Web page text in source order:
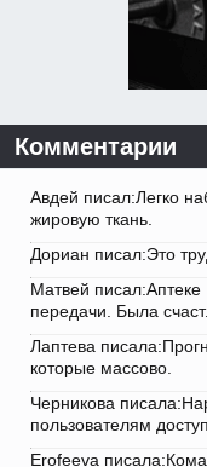
Комментарии
Авдей писал:Легко
жировую ткань.
Дориан писал:Это
Матвей
передачи. Была
Лаптева
которые массово.
Черникова
пользователям
Erofeeva